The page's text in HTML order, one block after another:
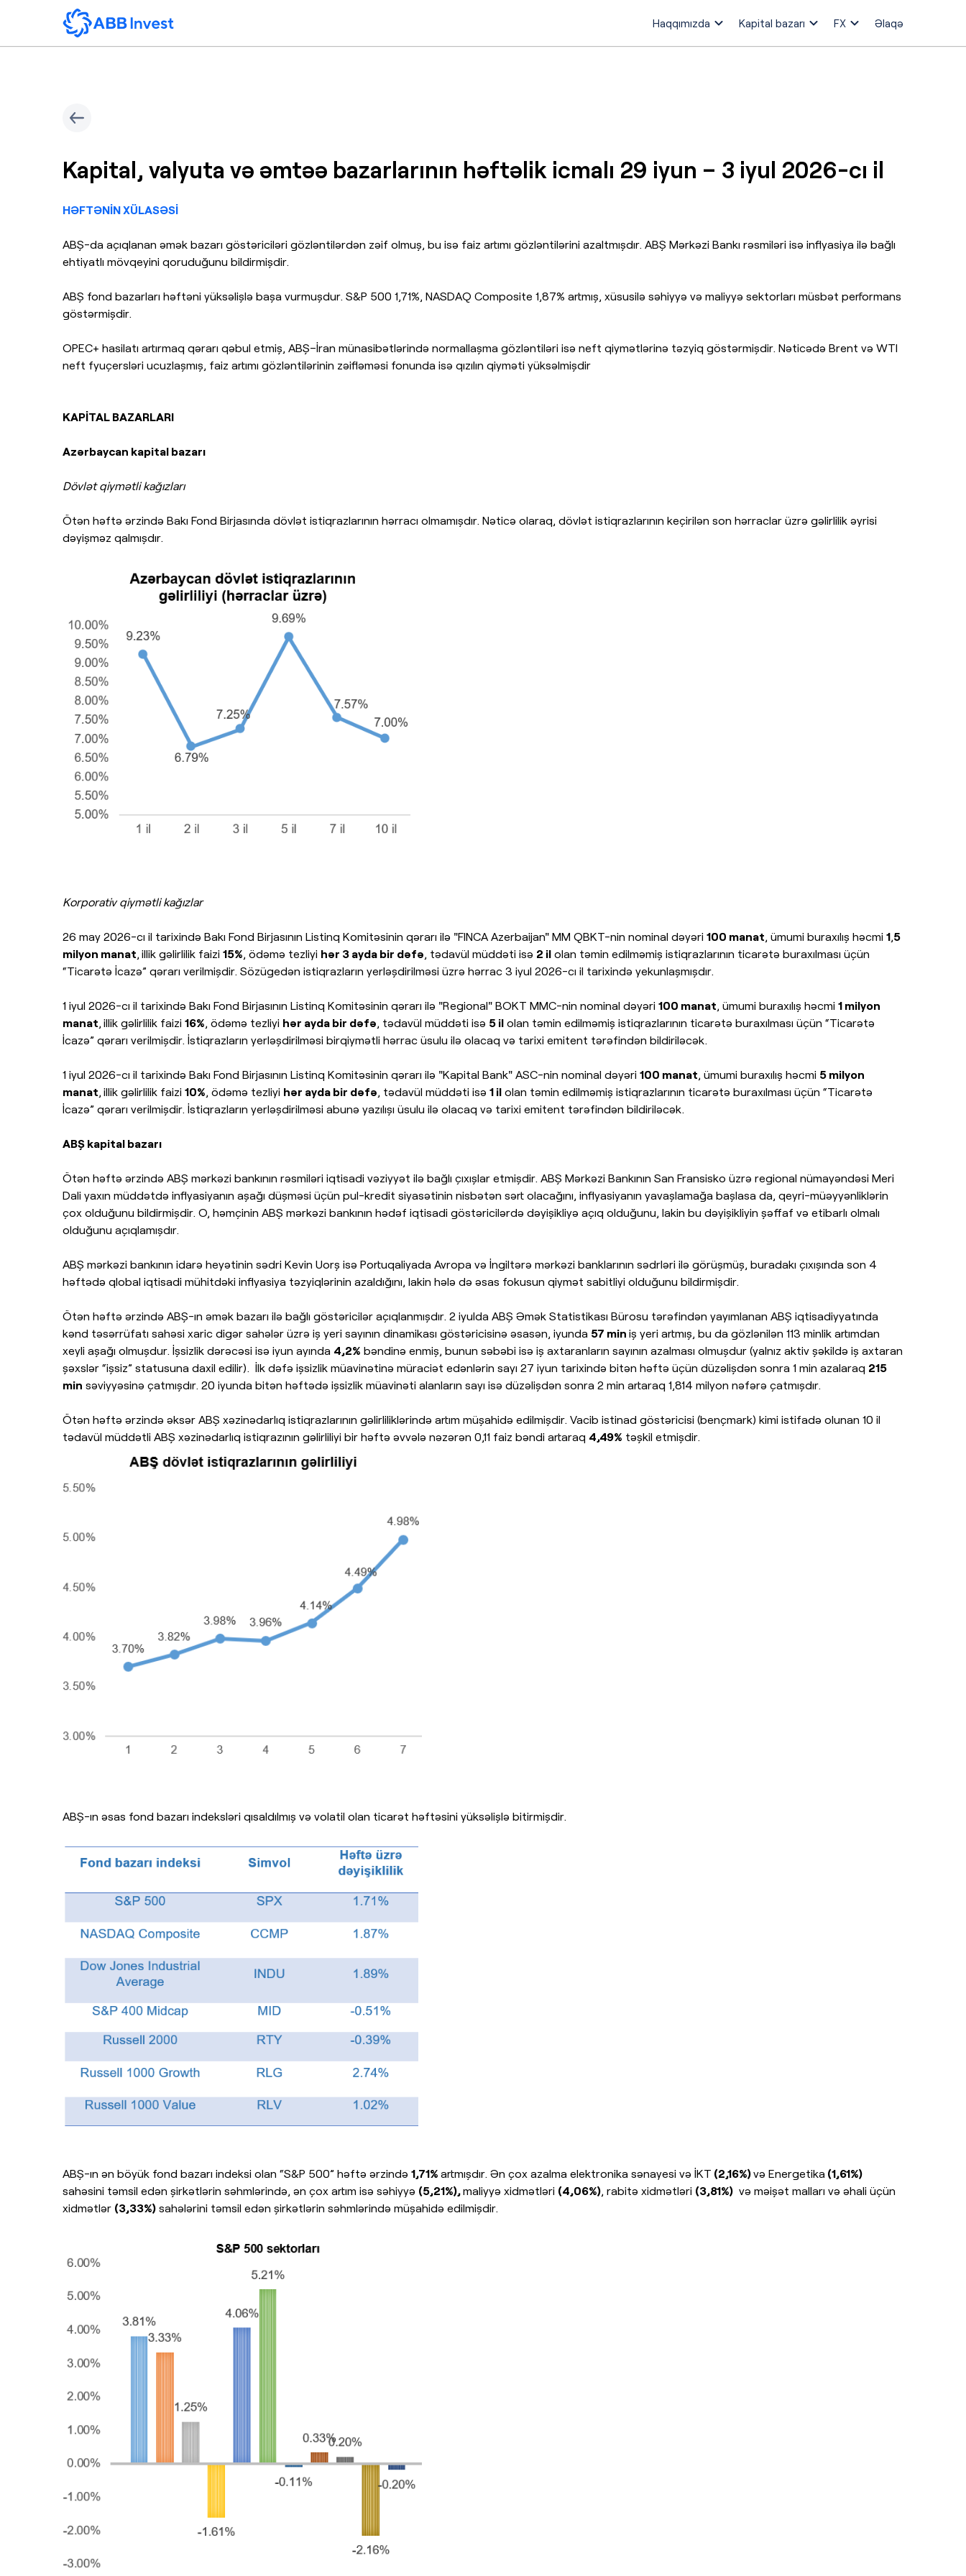
Haqqımızda Kapital bazarı FX Əlaqə
Kapital, valyuta və əmtəə bazarlarının həftəlik icmalı 29 iyun – 3 iyul 2026-cı il
HƏFTƏNİN XÜLASƏSİ
ABŞ-da açıqlanan əmək bazarı göstəriciləri gözləntilərdən zəif olmuş, bu isə faiz artımı gözləntilərini azaltmışdır. ABŞ Mərkəzi Bankı rəsmiləri isə inflyasiya ilə bağlı
ehtiyatlı mövqeyini qoruduğunu bildirmişdir.
ABŞ fond bazarları həftəni yüksəlişlə başa vurmuşdur. S&P 500 1,71%, NASDAQ Composite 1,87% artmış, xüsusilə səhiyyə və maliyyə sektorları müsbət performans
göstərmişdir.
OPEC+ hasilatı artırmaq qərarı qəbul etmiş, ABŞ–İran münasibətlərində normallaşma gözləntiləri isə neft qiymətlərinə təzyiq göstərmişdir. Nəticədə Brent və WTI
neft fyuçersləri ucuzlaşmış, faiz artımı gözləntilərinin zəifləməsi fonunda isə qızılın qiyməti yüksəlmişdir
KAPİTAL BAZARLARI
Azərbaycan kapital bazarı
Dövlət qiymətli kağızları
Ötən həftə ərzində Bakı Fond Birjasında dövlət istiqrazlarının hərracı olmamışdır. Nəticə olaraq, dövlət istiqrazlarının keçirilən son hərraclar üzrə gəlirlilik əyrisi
dəyişməz qalmışdır.
Korporativ qiymətli kağızlar
26 may 2026-cı il tarixində Bakı Fond Birjasının Listinq Komitəsinin qərarı ilə "FINCA Azerbaijan" MM QBKT-nin nominal dəyəri 100 manat , ümumi buraxılış həcmi 1 5
milyon manat illik gəlirlilik faizi 15% , ödəmə tezliyi hər 3 ayda bir dəfə , tədavül müddəti isə 2 il olan təmin edilməmiş istiqrazlarının ticarətə buraxılması üçün
“Ticarətə İcazə” qərarı verilmişdir. Sözügedən istiqrazların yerləşdirilməsi üzrə hərrac 3 iyul 2026-cı il tarixində yekunlaşmışdır.
1 iyul 2026-cı il tarixində Bakı Fond Birjasının Listinq Komitəsinin qərarı ilə "Regional" BOKT MMC-nin nominal dəyəri 100 manat , ümumi buraxılış həcmi 1 milyon
manat illik gəlirlilik faizi 16% , ödəmə tezliyi hər ayda bir dəfə , tədavül müddəti isə 5 il olan təmin edilməmiş istiqrazlarının ticarətə buraxılması üçün “Ticarətə
İcazə” qərarı verilmişdir. İstiqrazların yerləşdirilməsi birqiymətli hərrac üsulu ilə olacaq və tarixi emitent tərəfindən bildiriləcək.
1 iyul 2026-cı il tarixində Bakı Fond Birjasının Listinq Komitəsinin qərarı ilə "Kapital Bank" ASC-nin nominal dəyəri 100 manat , ümumi buraxılış həcmi 5 milyon
manat illik gəlirlilik faizi 10% , ödəmə tezliyi hər ayda bir dəfə , tədavül müddəti isə 1 il olan təmin edilməmiş istiqrazlarının ticarətə buraxılması üçün “Ticarətə
İcazə” qərarı verilmişdir. İstiqrazların yerləşdirilməsi abunə yazılışı üsulu ilə olacaq və tarixi emitent tərəfindən bildiriləcək.
ABŞ kapital bazarı
Ötən həftə ərzində ABŞ mərkəzi bankının rəsmiləri iqtisadi vəziyyət ilə bağlı çıxışlar etmişdir. ABŞ Mərkəzi Bankının San Fransisko üzrə regional nümayəndəsi Meri
Dali yaxın müddətdə inflyasiyanın aşağı düşməsi üçün pul-kredit siyasətinin nisbətən sərt olacağını, inflyasiyanın yavaşlamağa başlasa da, qeyri-müəyyənliklərin
çox olduğunu bildirmişdir. O, həmçinin ABŞ mərkəzi bankının hədəf iqtisadi göstəricilərdə dəyişikliyə açıq olduğunu, lakin bu dəyişikliyin şəffaf və etibarlı olmalı
olduğunu açıqlamışdır.
ABŞ mərkəzi bankının idarə heyətinin sədri Kevin Uorş isə Portuqaliyada Avropa və İngiltərə mərkəzi banklarının sədrləri ilə görüşmüş, buradakı çıxışında son 4
həftədə qlobal iqtisadi mühitdəki inflyasiya təzyiqlərinin azaldığını, lakin hələ də əsas fokusun qiymət sabitliyi olduğunu bildirmişdir.
Ötən həftə ərzində ABŞ-ın əmək bazarı ilə bağlı göstəricilər açıqlanmışdır. 2 iyulda ABŞ Əmək Statistikası Bürosu tərəfindən yayımlanan ABŞ iqtisadiyyatında
kənd təsərrüfatı sahəsi xaric digər sahələr üzrə iş yeri sayının dinamikası göstəricisinə əsasən, iyunda 57 min iş yeri artmış, bu da gözlənilən 113 minlik artımdan
xeyli aşağı olmuşdur. İşsizlik dərəcəsi isə iyun ayında 4,2% bəndinə enmiş, bunun səbəbi isə iş axtaranların sayının azalması olmuşdur (yalnız aktiv şəkildə iş axtaran
şəxslər “işsiz” statusuna daxil edilir). İlk dəfə işsizlik müavinətinə müraciət edənlərin sayı 27 iyun tarixində bitən həftə üçün düzəlişdən sonra 1 min azalaraq 215
min səviyyəsinə çatmışdır. 20 iyunda bitən həftədə işsizlik müavinəti alanların sayı isə düzəlişdən sonra 2 min artaraq 1,814 milyon nəfərə çatmışdır.
Ötən həftə ərzində əksər ABŞ xəzinədarlıq istiqrazlarının gəlirliliklərində artım müşahidə edilmişdir. Vacib istinad göstəricisi (bençmark) kimi istifadə olunan 10 il
tədavül müddətli ABŞ xəzinədarlıq istiqrazının gəlirliliyi bir həftə əvvələ nəzərən 0,11 faiz bəndi artaraq 4,49% təşkil etmişdir.
ABŞ-ın əsas fond bazarı indeksləri qısaldılmış və volatil olan ticarət həftəsini yüksəlişlə bitirmişdir.
ABŞ-ın ən böyük fond bazarı indeksi olan “S&P 500” həftə ərzində 1,71% artmışdır. Ən çox azalma elektronika sənayesi və İKT (2,16%)və Energetika (1,61%)
sahəsini təmsil edən şirkətlərin səhmlərində, ən çox artım isə səhiyyə (5,21%),maliyyə xidmətləri (4,06%) , rabitə xidmətləri (3,81%) və məişət malları və əhali üçün
xidmətlər (3,33%) sahələrini təmsil edən şirkətlərin səhmlərində müşahidə edilmişdir.